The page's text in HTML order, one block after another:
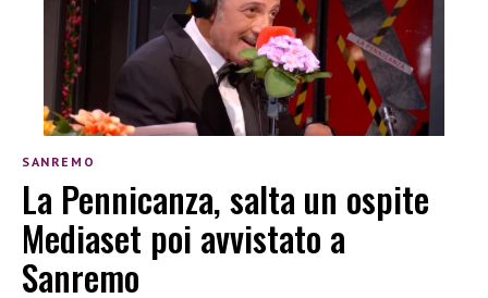
SANREMO
La Pennicanza, salta un ospite
Mediaset poi avvistato a
Sanremo